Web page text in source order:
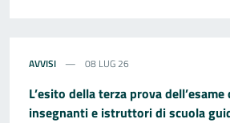
AVVISI 08 LUG 26
L’esito della terza prova
insegnanti e istruttori di scuola